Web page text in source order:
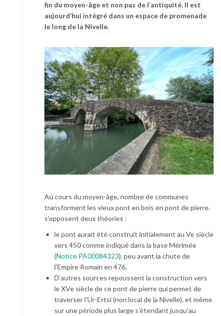
fin du moyen-âge et non pas de l’antiquité. Il est
aujourd’hui intégré dans un espace de promenade
le long de la Nivelle.
Au cours du moyen-âge, nombre de communes
transforment les vieux pont en bois en pont de pierre.
s’opposent deux théories :
le pont aurait été construit initialement au Ve siècle
vers 450 comme indiqué dans la base Mérimée
(Notice PA00084323), peu avant la chute de
l’Empire Romain en 476.
D’autres sources repoussent la construction vers
le XVe siècle de ce pont de pierre qui permet de
traverser l’Ur-Ertsi (non local de la Nivelle). et même
sur une période plus large s’étendant jusqu’au